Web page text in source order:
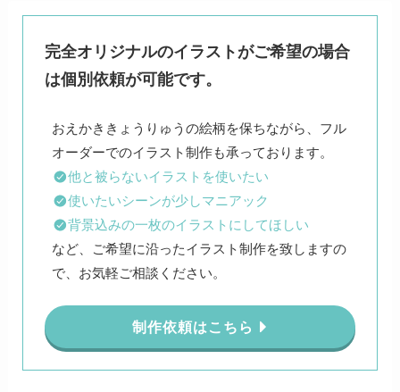
完全オリジナルのイラストがご希望の場合
は個別依頼が可能です。
おえかききょうりゅうの絵柄を保ちながら、フル
他と被らないイラストを使いたい
使いたいシーンが少しマニアック
背景込みの一枚のイラストにしてほしい
など、ご希望に沿ったイラスト制作を致しますの
で、お気軽ご相談ください。
制作依頼はこちら